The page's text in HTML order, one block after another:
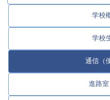
学校
学校
通信（
進路室